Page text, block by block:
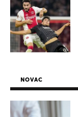
NOVAC